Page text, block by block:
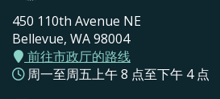
450 110th Avenue NE
Bellevue, WA 98004
前往市政厅的路线
周一至周五上午 8 点至下午 4 点